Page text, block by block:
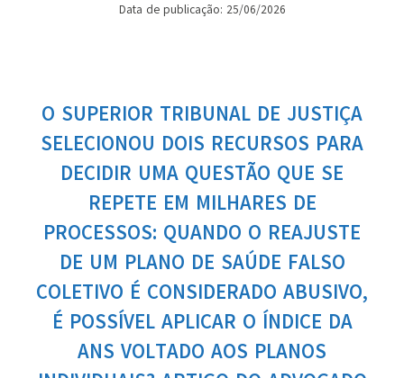
Data de publicação: 25/06/2026
O SUPERIOR TRIBUNAL DE JUSTIÇA
SELECIONOU DOIS RECURSOS PARA
DECIDIR UMA QUESTÃO QUE SE
REPETE EM MILHARES DE
PROCESSOS: QUANDO O REAJUSTE
DE UM PLANO DE SAÚDE FALSO
COLETIVO É CONSIDERADO ABUSIVO,
É POSSÍVEL APLICAR O ÍNDICE DA
ANS VOLTADO AOS PLANOS